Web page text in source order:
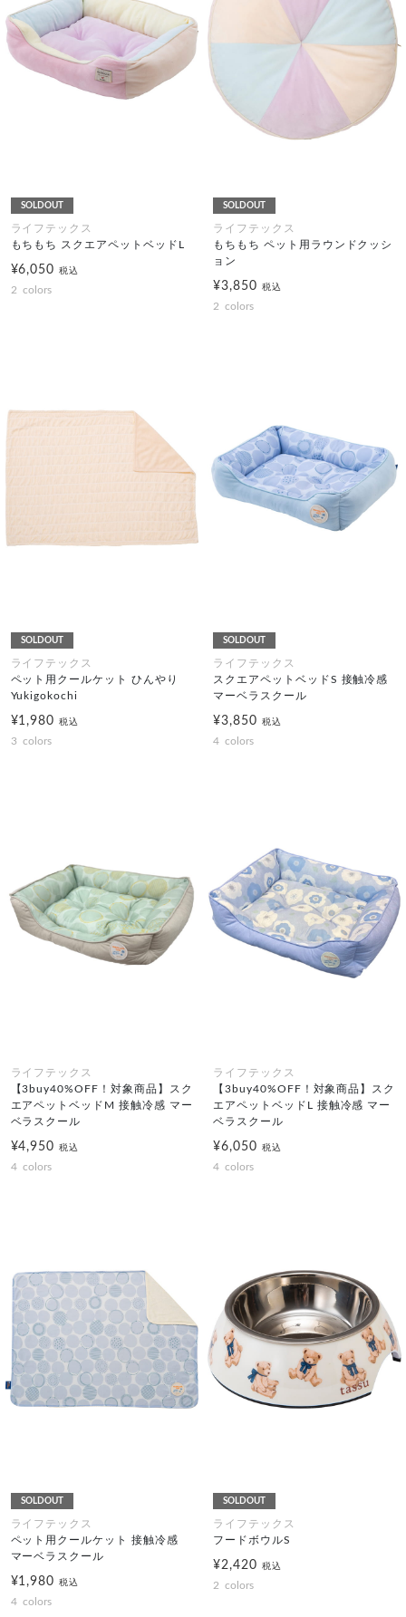
SOLDOUT
ライフテックス
もちもち スクエアペットベッドL
¥6,050税込
2 colors
SOLDOUT
ライフテックス
もちもち ペット用ラウンドクッシ
ョン
¥3,850 税込
2 colors
SOLDOUT
ライフテックス
ペット用クールケット ひんやり
Yukigokochi
¥1,980税込
3 colors
SOLDOUT
ライフテックス
スクエアペットベッドS 接触冷感
マーベラスクール
¥3,850 税込
4 colors
ライフテックス
【3buy40%OFF！対象商品】スク
エアペットベッドM 接触冷感 マー
ベラスクール
¥4,950税込
4 colors
ライフテックス
【3buy40%OFF！対象商品】スク
エアペットベッドL 接触冷感 マー
ベラスクール
¥6,050 税込
4 colors
SOLDOUT
ライフテックス
ペット用クールケット 接触冷感
マーベラスクール
¥1,980税込
4 colors
SOLDOUT
ライフテックス
フードボウルS
¥2,420 税込
2 colors